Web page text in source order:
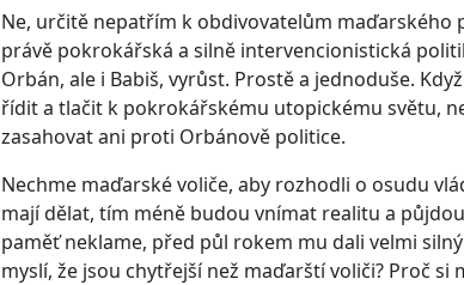
Ne, určitě nepatřím k obdivovatelům maďarského
právě pokrokářská a silně intervencionistická
Orbán, ale i Babiš, vyrůst. Prostě a jednoduše.
řídit a tlačit k pokrokářskému utopickému světu,
zasahovat ani proti Orbánově politice.
Nechme maďarské voliče, aby rozhodli o osudu
mají dělat, tím méně budou vnímat realitu a
paměť neklame, před půl rokem mu dali velmi
myslí, že jsou chytřejší než maďarští voliči? Proč